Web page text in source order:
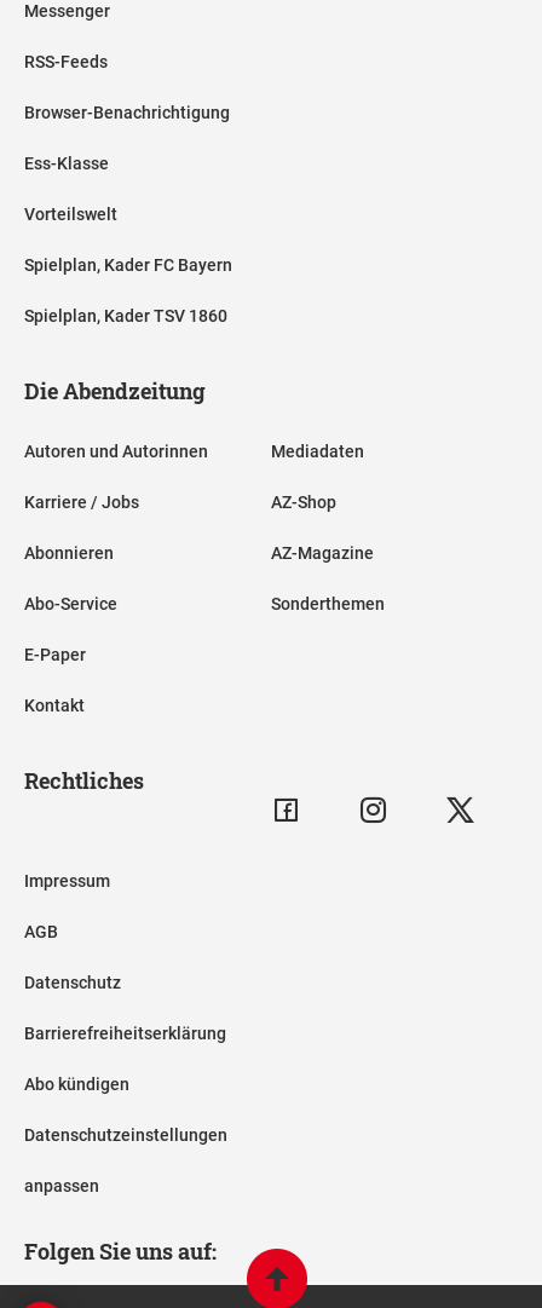
Messenger
RSS-Feeds
Browser-Benachrichtigung
Ess-Klasse
Vorteilswelt
Spielplan, Kader FC Bayern
Spielplan, Kader TSV 1860
Die Abendzeitung
Autoren und Autorinnen
Karriere / Jobs
Abonnieren
Abo-Service
E-Paper
Kontakt
Mediadaten
AZ-Shop
AZ-Magazine
Sonderthemen
Rechtliches
Impressum
AGB
Datenschutz
Barrierefreiheitserklärung
Abo kündigen
Datenschutzeinstellungen
anpassen
Folgen Sie uns auf: